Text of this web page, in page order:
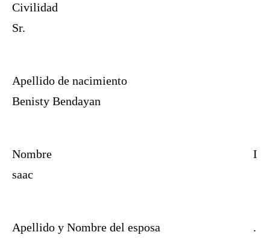
Civilidad
Sr.
Apellido de nacimiento
Benisty Bendayan
Nombre
I
saac
Apellido y Nombre del esposa .